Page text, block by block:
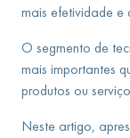
mais efetividade e
O segmento de
mais importantes
produtos ou
Neste artigo,